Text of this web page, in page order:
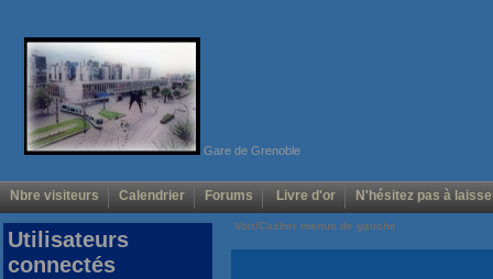
Gare de Grenoble
Nbre visiteurs Calendrier Forums Livre d'or N'hésitez pas à
Voir/Cacher menus de gauche
Utilisateurs
connectés